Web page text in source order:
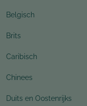
Belgisch
Brits
Caribisch
Chinees
Duits en Oostenrijks